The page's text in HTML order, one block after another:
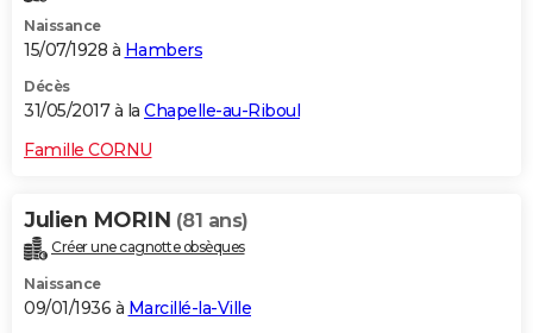
Naissance
15/07/1928 à Hambers
Décès
31/05/2017 à la Chapelle-au-Riboul
Famille CORNU
Julien MORIN (81 ans)
Créer une cagnotte obsèques
Naissance
09/01/1936 à Marcillé-la-Ville